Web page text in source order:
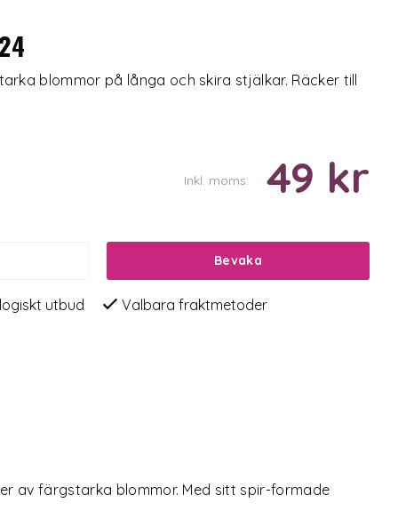
blommor på långa och skira stjälkar. Räcker till
Inkl. moms: 49 kr
Bevaka
utbud Valbara fraktmetoder
av färgstarka blommor. Med sitt spir-formade